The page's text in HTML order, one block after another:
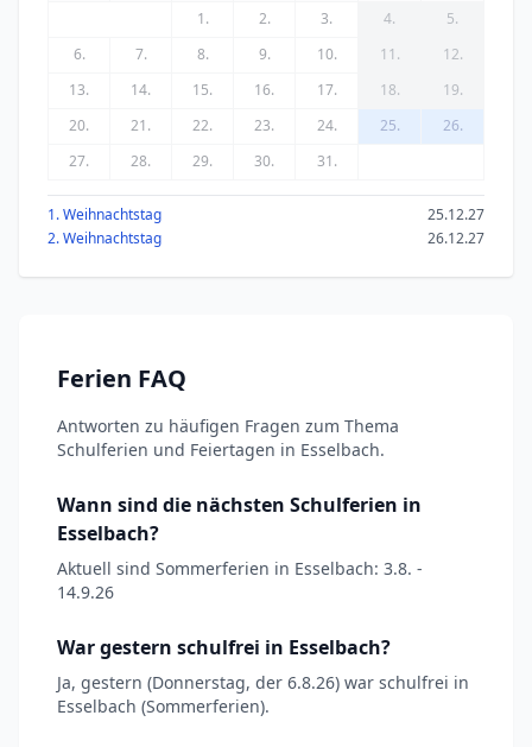
1.
2. 3. 4.
5.
6.
7. 8. 9. 10. 11.
12.
13.
14. 15. 16. 17. 18.
19.
20.
21. 22. 23. 24. 25.
26.
27.
28. 29. 30. 31.
1. Weihnachtstag
25.12.27
2. Weihnachtstag
26.12.27
Ferien FAQ
Antworten zu häufigen Fragen zum Thema
Schulferien und Feiertagen in Esselbach.
Wann sind die nächsten Schulferien in
Esselbach?
Aktuell sind Sommerferien in Esselbach: 3.8. -
14.9.26
War gestern schulfrei in Esselbach?
Ja, gestern (Donnerstag, der 6.8.26) war schulfrei in
Esselbach (Sommerferien).